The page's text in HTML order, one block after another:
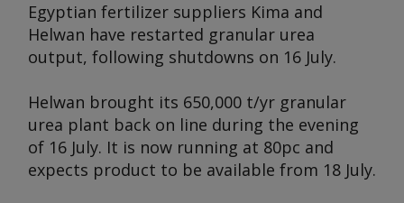
Egyptian fertilizer suppliers Kima and
Helwan have restarted granular urea
output, following shutdowns on 16 July.
Helwan brought its 650,000 t/yr granular
urea plant back on line during the evening
of 16 July. It is now running at 80pc and
expects product to be available from 18 July.